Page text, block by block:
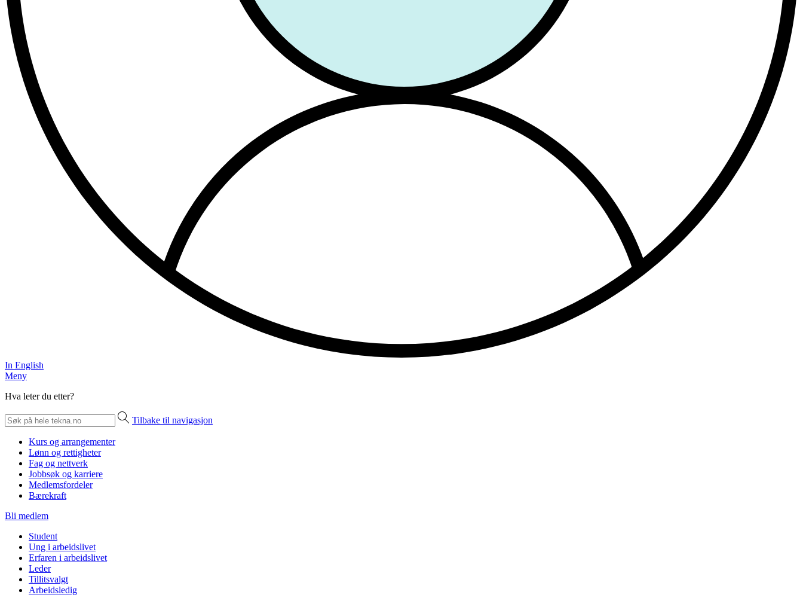
In English
Meny
Hva leter du etter?
Tilbake til navigasjon
Kurs og arrangementer
Lønn og rettigheter
Fag og nettverk
Jobbsøk og karriere
Medlemsfordeler
Bærekraft
Bli medlem
Student
Ung i arbeidslivet
Erfaren i arbeidslivet
Leder
Tillitsvalgt
Arbeidsledig